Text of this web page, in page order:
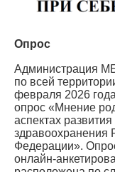
Опрос
Администрация
по всей
февраля 2026
опрос «Мнение
аспектах
здравоохранения
Федерации».
онлайн-